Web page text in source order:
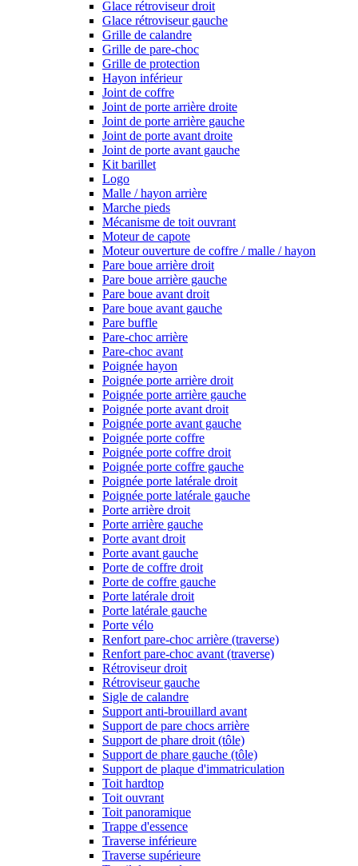
Glace rétroviseur droit
Glace rétroviseur gauche
Grille de calandre
Grille de pare-choc
Grille de protection
Hayon inférieur
Joint de coffre
Joint de porte arrière droite
Joint de porte arrière gauche
Joint de porte avant droite
Joint de porte avant gauche
Kit barillet
Logo
Malle / hayon arrière
Marche pieds
Mécanisme de toit ouvrant
Moteur de capote
Moteur ouverture de coffre / malle / hayon
Pare boue arrière droit
Pare boue arrière gauche
Pare boue avant droit
Pare boue avant gauche
Pare buffle
Pare-choc arrière
Pare-choc avant
Poignée hayon
Poignée porte arrière droit
Poignée porte arrière gauche
Poignée porte avant droit
Poignée porte avant gauche
Poignée porte coffre
Poignée porte coffre droit
Poignée porte coffre gauche
Poignée porte latérale droit
Poignée porte latérale gauche
Porte arrière droit
Porte arrière gauche
Porte avant droit
Porte avant gauche
Porte de coffre droit
Porte de coffre gauche
Porte latérale droit
Porte latérale gauche
Porte vélo
Renfort pare-choc arrière (traverse)
Renfort pare-choc avant (traverse)
Rétroviseur droit
Rétroviseur gauche
Sigle de calandre
Support anti-brouillard avant
Support de pare chocs arrière
Support de phare droit (tôle)
Support de phare gauche (tôle)
Support de plaque d'immatriculation
Toit hardtop
Toit ouvrant
Toit panoramique
Trappe d'essence
Traverse inférieure
Traverse supérieure